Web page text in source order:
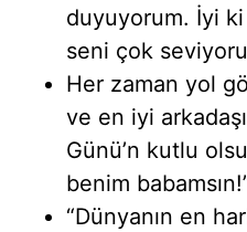
duyuyorum. İyi ki
seni çok
Her zaman yol
ve en iyi
Günü’n kutlu
benim
“Dünyanın en